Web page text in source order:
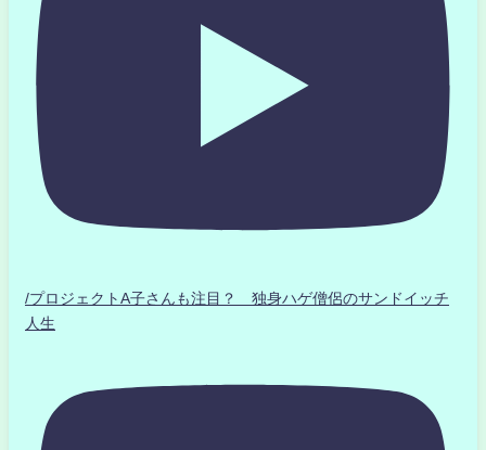
/プロジェクトA子さんも注目？ 独身ハゲ僧侶のサンドイッチ
人生